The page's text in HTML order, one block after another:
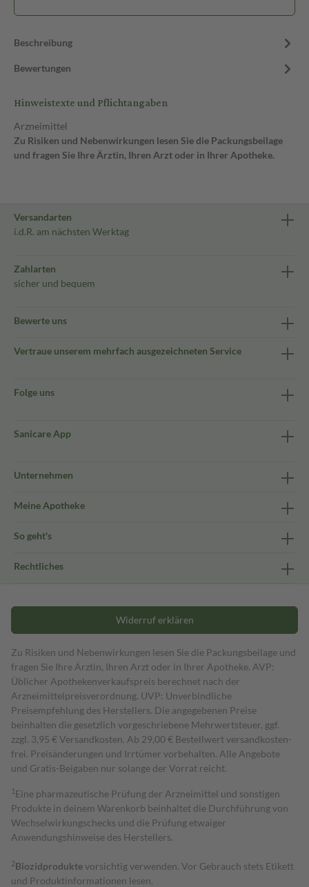
Beschreibung
Bewertungen
Hinweistexte und Pflichtangaben
Arzneimittel
Zu Risiken und Nebenwirkungen lesen Sie die Packungsbeilage
und fragen Sie Ihre Ärztin, Ihren Arzt oder in Ihrer Apotheke.
Versandarten
i.d.R. am nächsten Werktag
Zahlarten
sicher und bequem
Bewerte uns
Vertraue unserem mehrfach ausgezeichneten Service
Folge uns
Sanicare App
Unternehmen
Meine Apotheke
So geht's
Rechtliches
Widerruf erklären
Zu Risiken und Nebenwirkungen lesen Sie die Packungsbeilage und
fragen Sie Ihre Ärztin, Ihren Arzt oder in Ihrer Apotheke. AVP:
Üblicher Apothekenverkaufspreis berechnet nach der
Arzneimittelpreisverordnung. UVP: Unverbindliche
Preisempfehlung des Herstellers. Die angegebenen Preise
beinhalten die gesetzlich vorgeschriebene Mehrwertsteuer, ggf.
zzgl. 3,95 € Versandkosten. Ab 29,00 € Bestell­wert versand­kosten­
frei. Preisänderungen und Irrtümer vorbehalten. Alle Angebote
und Gratis-Beigaben nur solange der Vorrat reicht.
1 Eine pharmazeutische Prüfung der Arzneimittel und sonstigen
Produkte in deinem Warenkorb beinhaltet die Durchführung von
Wechselwirkungschecks und die Prüfung etwaiger
Anwendungshinweise des Herstellers.
2Biozidproduktevorsichtig verwenden. Vor Gebrauch stets Etikett
und Produktinformationen lesen.